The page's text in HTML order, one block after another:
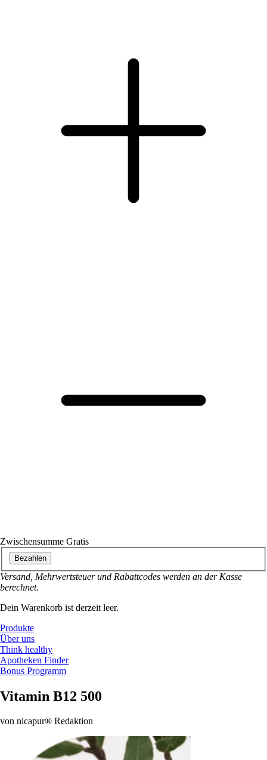
Zwischensumme Gratis
Bezahlen
Versand, Mehrwertsteuer und Rabattcodes werden an der Kasse
berechnet.
Dein Warenkorb ist derzeit leer.
Produkte
Über uns
Think healthy
Apotheken Finder
Bonus Programm
Vitamin B12 500
von nicapur® Redaktion